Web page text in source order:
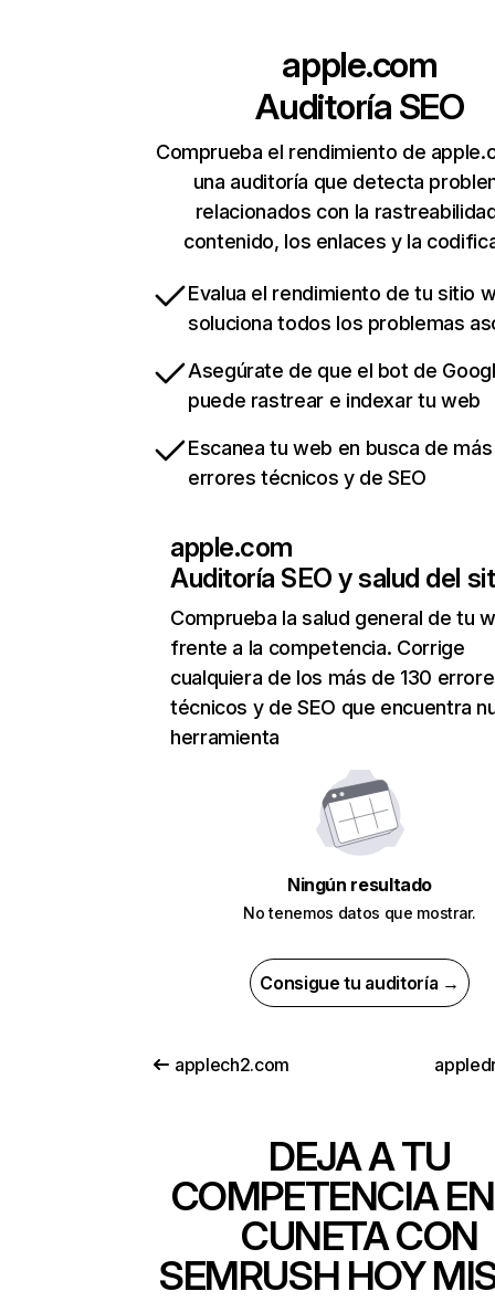
apple.com
Auditoría SEO
Comprueba el rendimiento de
una auditoría que detecta
relacionados con la
contenido, los enlaces y la
Evalua el rendimiento de tu sitio
soluciona todos los problemas
Asegúrate de que el bot de
puede rastrear e indexar tu web
Escanea tu web en busca de
errores técnicos y de SEO
apple.com
Auditoría SEO y salud del
Comprueba la salud general de tu
frente a la competencia. Corrige
cualquiera de los más de 130
técnicos y de SEO que encuentra
herramienta
Ningún resultado
No tenemos datos que mostrar.
Consigue tu auditoría →
applech2.com
DEJA A TU
COMPETENCIA
CUNETA CON
SEMRUSH HOY